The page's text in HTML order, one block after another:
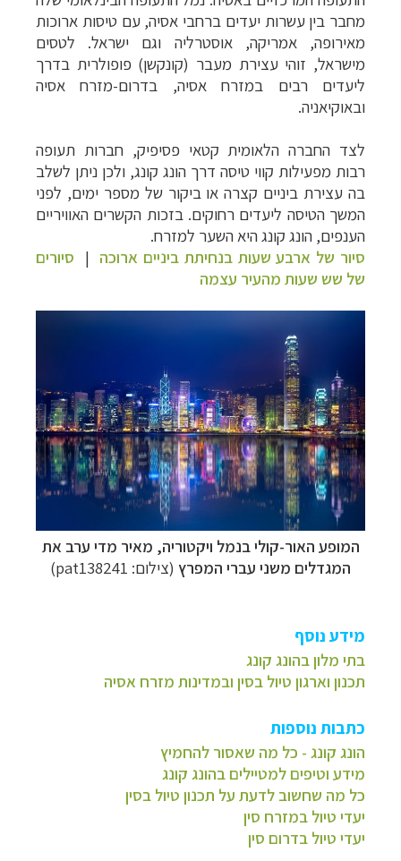
מחבר בין עשרות יעדים ברחבי אסיה, עם טיסות ארוכות
מאירופה, אמריקה, אוסטרליה וגם ישראל. לטסים
מישראל, זוהי עצירת מעבר (קונקשן) פופולרית בדרך
ליעדים רבים במזרח אסיה, בדרום-מזרח אסיה
ובאוקיאניה.
לצד החברה הלאומית קטאי פסיפיק, חברות תעופה
רבות מפעילות קווי טיסה דרך הונג קונג, ולכן ניתן לשלב
בה עצירת ביניים קצרה או ביקור של מספר ימים, לפני
המשך הטיסה ליעדים רחוקים. בזכות הקשרים האוויריים
הענפים, הונג קונג היא השער למזרח.
סיור של ארבע שעות בנחיתת ביניים ארוכה | סיורים
של שש שעות מהעיר עצמה
המופע האור-קולי בנמל ויקטוריה, מאיר מדי ערב את
המגדלים משני עברי המפרץ (צילום: pat138241)
מידע נוסף
בתי מלון בהונג קונג
תכנון וארגון טיול בסין ובמדינות מזרח אסיה
כתבות נוספות
הונג קונג - כל מה שאסור להחמיץ
מידע וטיפים למטיילים בהונג קונג
כל מה שחשוב לדעת על תכנון טיול בסין
יעדי טיול במזרח סין
יעדי טיול בדרום סין